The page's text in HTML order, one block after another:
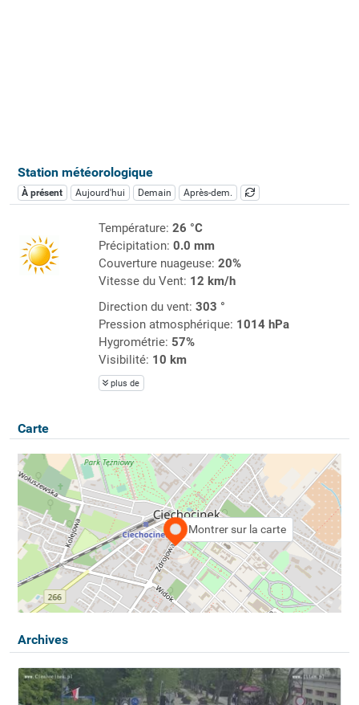
Station météorologique
À présent Aujourd'hui Demain Après-dem.
Température: 26 °C
Précipitation: 0.0 mm
Couverture nuageuse: 20%
Vitesse du Vent: 12 km/h
Direction du vent: 303 °
Pression atmosphérique: 1014 hPa
Hygrométrie: 57%
Visibilité: 10 km
plus de
Carte
Montrer sur la carte
Archives